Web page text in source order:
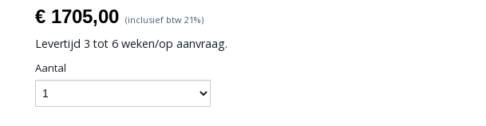
€ 1705,00 (inclusief btw 21%)
Levertijd 3 tot 6 weken/op aanvraag.
Aantal